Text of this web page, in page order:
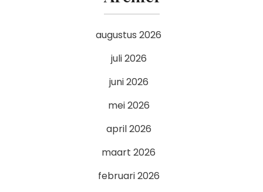
augustus 2026
juli 2026
juni 2026
mei 2026
april 2026
maart 2026
februari 2026